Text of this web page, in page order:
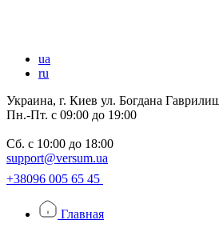
ua
ru
Украина, г. Киев ул. Богдана
Пн.-Пт. с 09:00 до 19:00
Сб. с 10:00 до 18:00
support@versum.ua
+38096 005 65 45
Главная